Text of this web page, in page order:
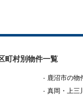
町村別物件一覧
鹿沼市の物
真岡・上三